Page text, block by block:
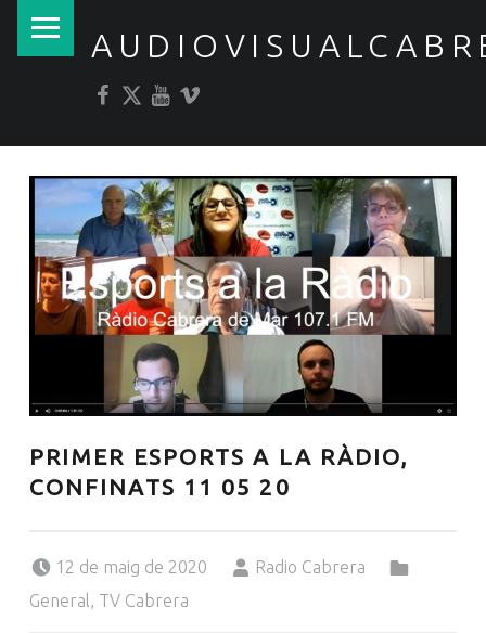
PRIMER ESPORTS A LA RÀDIO,
CONFINATS 11 05 20
12 de maig de 2020
Radio Cabrera
General , TV Cabrera